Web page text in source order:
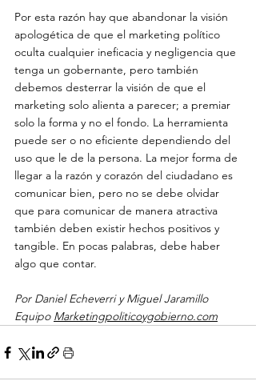
Por esta razón hay que abandonar la visión
apologética de que el marketing político
oculta cualquier ineficacia y negligencia que
tenga un gobernante, pero también
debemos desterrar la visión de que el
marketing solo alienta a parecer; a premiar
solo la forma y no el fondo. La herramienta
puede ser o no eficiente dependiendo del
uso que le de la persona. La mejor forma de
llegar a la razón y corazón del ciudadano es
comunicar bien, pero no se debe olvidar
que para comunicar de manera atractiva
también deben existir hechos positivos y
tangible. En pocas palabras, debe haber
algo que contar.
Por Daniel Echeverri y Miguel Jaramillo
Equipo Marketingpoliticoygobierno.com